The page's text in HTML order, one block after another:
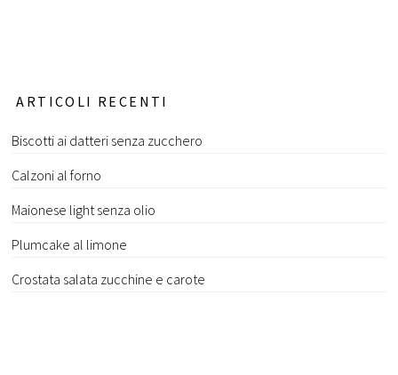
ARTICOLI RECENTI
Biscotti ai datteri senza zucchero
Calzoni al forno
Maionese light senza olio
Plumcake al limone
Crostata salata zucchine e carote